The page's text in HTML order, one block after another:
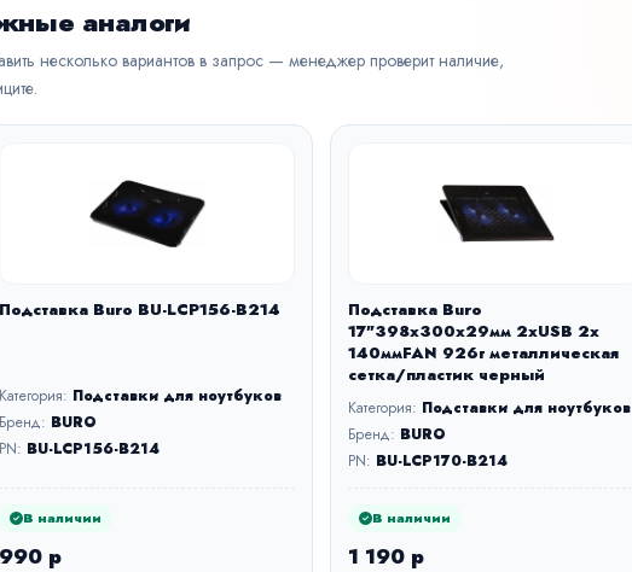
аналоги
несколько вариантов в запрос — менеджер проверит наличие,
Подставка Buro BU-LCP156-B214
Категория: Подставки для ноутбуков
Бренд: BURO
PN: BU-LCP156-B214
В наличии
990 р
Подставка Buro
17"398x300x29мм 2xUSB 2x
140ммFAN 926г металлическая
сетка/пластик черный
Категория: Подставки для ноутбуков
Бренд: BURO
PN: BU-LCP170-B214
В наличии
1 190 р